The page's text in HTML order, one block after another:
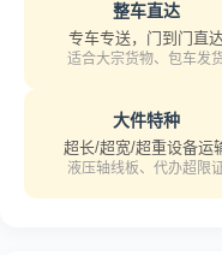
整车直达
专车专送，门到门直
适合大宗货物、包车发
大件特种
超长/超宽/超重设备运
液压轴线板、代办超限